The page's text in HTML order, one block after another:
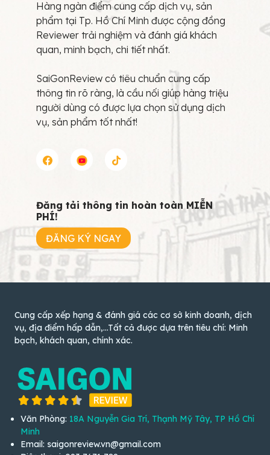
Hàng ngàn điểm cung cấp dịch vụ, sản
phẩm tại Tp. Hồ Chí Minh được cộng đồng
Reviewer trải nghiệm và đánh giá khách
quan, minh bạch, chi tiết nhất.
SaiGonReview có tiêu chuẩn cung cấp
thông tin rõ ràng, là cầu nối giúp hàng triệu
người dùng có được lựa chọn sử dụng dịch
vụ, sản phẩm tốt nhất!
Đăng tải thông tin hoàn toàn MIỄN
PHÍ!
ĐĂNG KÝ NGAY
Cung cấp xếp hạng & đánh giá các cơ sở kinh doanh, dịch
vụ, địa điểm hấp dẫn,...Tất cả được dựa trên tiêu chí: Minh
bạch, khách quan, chính xác.
Văn Phòng: 18A Nguyễn Gia Trí, Thạnh Mỹ Tây, TP Hồ Chí
Minh
Email: saigonreview.vn@gmail.com